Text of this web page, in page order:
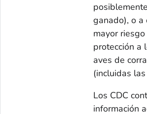
ganado), o a
mayor
protección a
aves de
(incluidas
Los CDC
información